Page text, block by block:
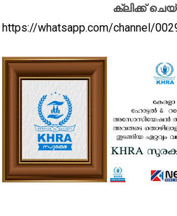
ക്ലിക്ക്
https://whatsapp.com/channel/